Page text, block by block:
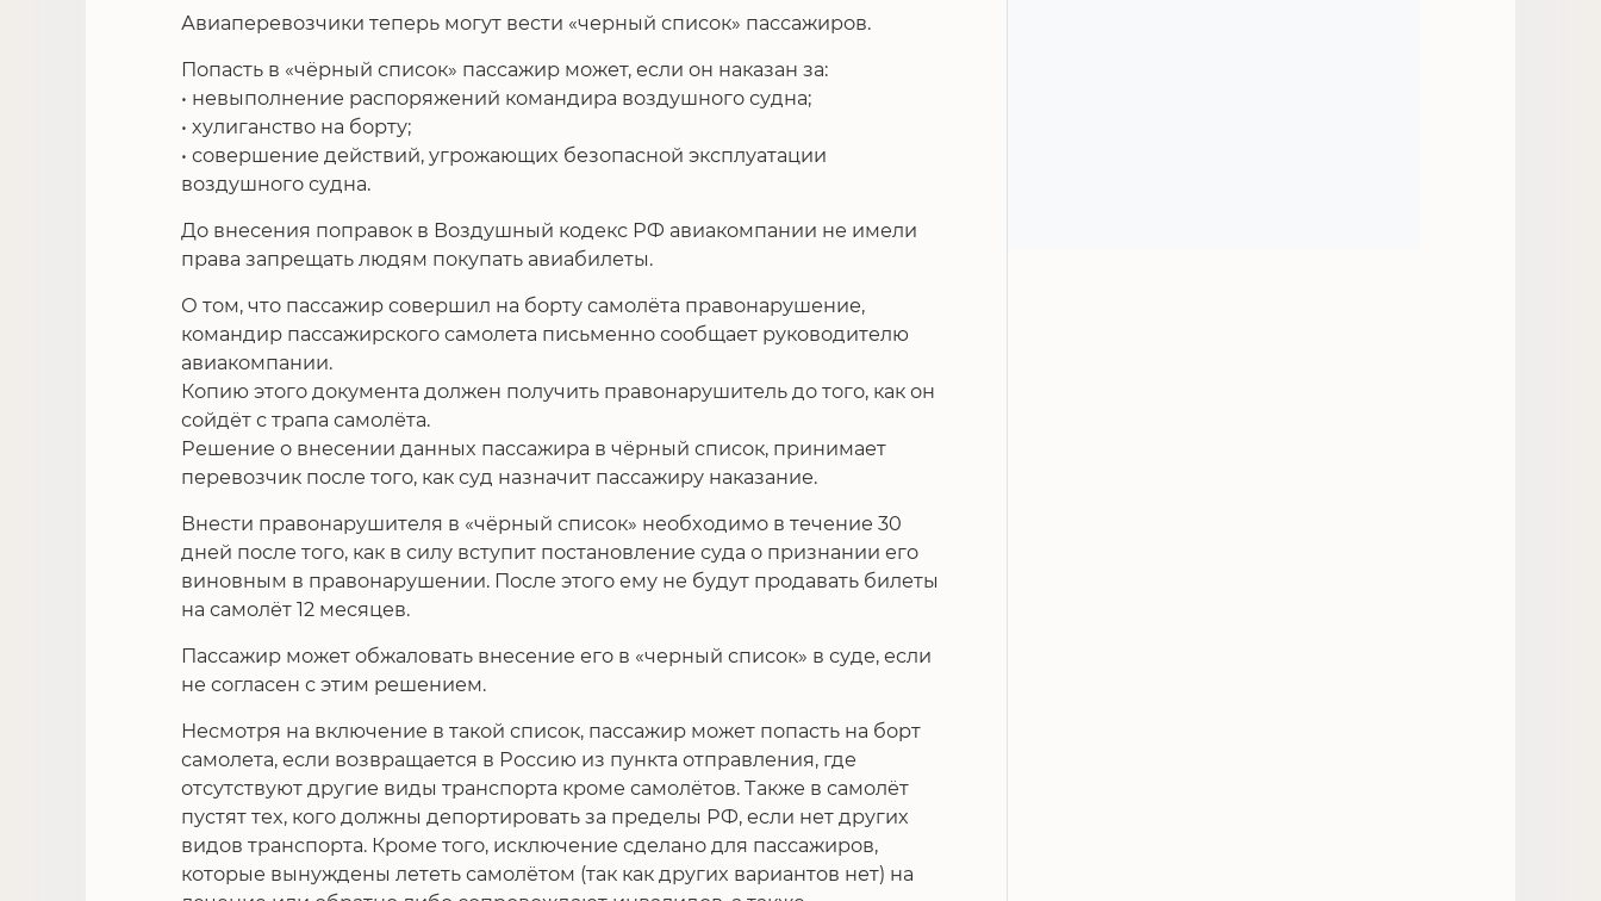
Авиаперевозчики теперь могут вести «черный список» пассажиров.
Попасть в «чёрный список» пассажир может, если он наказан за:
• невыполнение распоряжений командира воздушного судна;
• хулиганство на борту;
• совершение действий, угрожающих безопасной эксплуатации
воздушного судна.
До внесения поправок в Воздушный кодекс РФ авиакомпании не имели
права запрещать людям покупать авиабилеты.
О том, что пассажир совершил на борту самолёта правонарушение,
командир пассажирского самолета письменно сообщает руководителю
авиакомпании.
Копию этого документа должен получить правонарушитель до того, как он
сойдёт с трапа самолёта.
Решение о внесении данных пассажира в чёрный список, принимает
перевозчик после того, как суд назначит пассажиру наказание.
Внести правонарушителя в «чёрный список» необходимо в течение 30
дней после того, как в силу вступит постановление суда о признании его
виновным в правонарушении. После этого ему не будут продавать билеты
на самолёт 12 месяцев.
Пассажир может обжаловать внесение его в «черный список» в суде, если
не согласен с этим решением.
Несмотря на включение в такой список, пассажир может попасть на борт
самолета, если возвращается в Россию из пункта отправления, где
отсутствуют другие виды транспорта кроме самолётов. Также в самолёт
пустят тех, кого должны депортировать за пределы РФ, если нет других
видов транспорта. Кроме того, исключение сделано для пассажиров,
которые вынуждены лететь самолётом (так как других вариантов нет) на